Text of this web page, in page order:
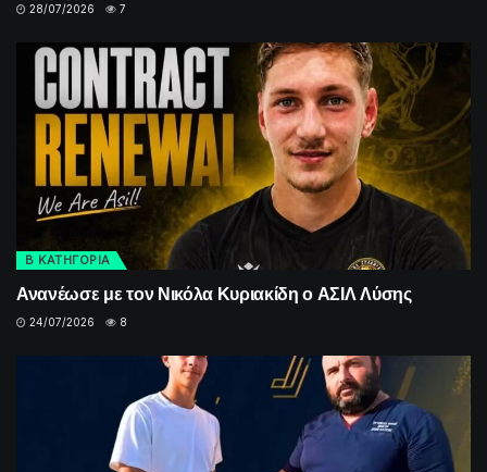
28/07/2026 7
Β ΚΑΤΗΓΟΡΙΑ
Ανανέωσε με τον Νικόλα Κυριακίδη ο ΑΣΙΛ Λύσης
24/07/2026 8